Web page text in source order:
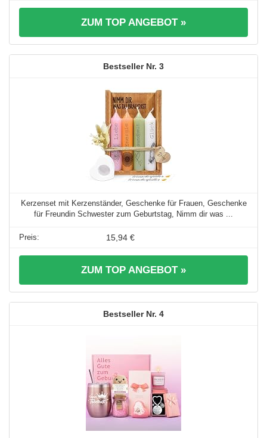
ZUM TOP ANGEBOT »
3
Kerzenset mit Kerzenständer, Geschenke für Frauen, Geschenke
für Freundin Schwester zum Geburtstag, Nimm dir was ...
15,94 €
ZUM TOP ANGEBOT »
4